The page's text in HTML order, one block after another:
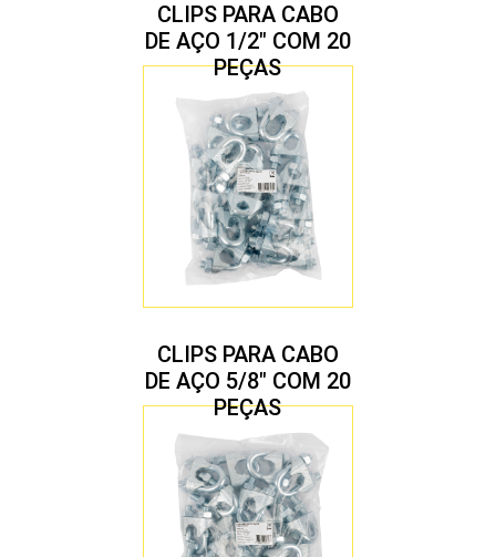
CLIPS PARA CABO
DE AÇO 1/2″ COM 20
PEÇAS
CLIPS PARA CABO
DE AÇO 5/8″ COM 20
PEÇAS